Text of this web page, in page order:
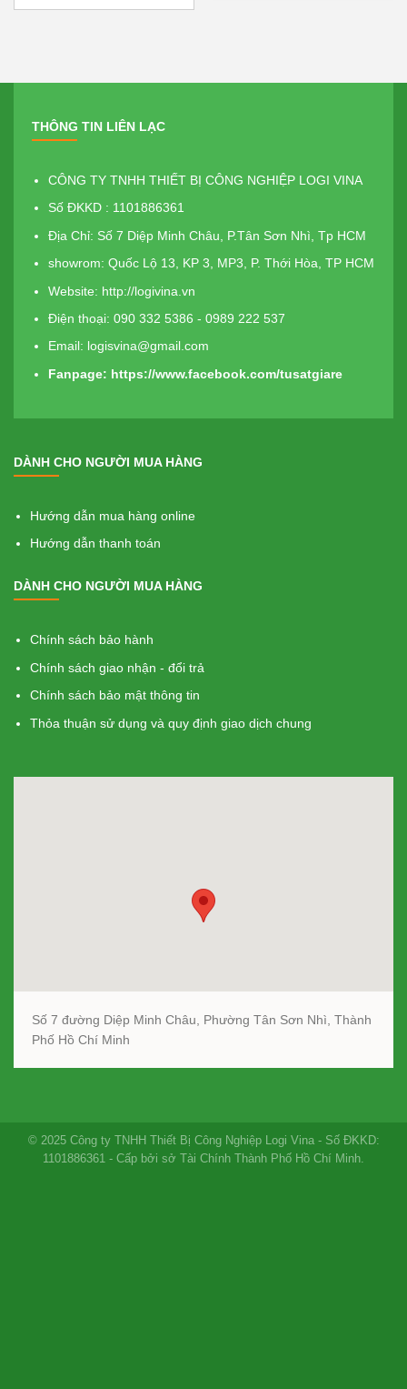
THÔNG TIN LIÊN LẠC
CÔNG TY TNHH THIẾT BỊ CÔNG NGHIỆP LOGI VINA
Số ĐKKD : 1101886361
Địa Chỉ: Số 7 Diệp Minh Châu, P.Tân Sơn Nhì, Tp HCM
showrom: Quốc Lộ 13, KP 3, MP3, P. Thới Hòa, TP HCM
Website: http://logivina.vn
Điện thoại: 090 332 5386 - 0989 222 537
Email: logisvina@gmail.com
Fanpage: https://www.facebook.com/tusatgiare
DÀNH CHO NGƯỜI MUA HÀNG
Hướng dẫn mua hàng online
Hướng dẫn thanh toán
DÀNH CHO NGƯỜI MUA HÀNG
Chính sách bảo hành
Chính sách giao nhận - đổi trả
Chính sách bảo mật thông tin
Thỏa thuận sử dụng và quy định giao dịch chung
Số 7 đường Diệp Minh Châu, Phường Tân Sơn Nhì, Thành
Phố Hồ Chí Minh
© 2025 Công ty TNHH Thiết Bị Công Nghiệp Logi Vina - Số ĐKKD:
1101886361 - Cấp bởi sở Tài Chính Thành Phố Hồ Chí Minh.